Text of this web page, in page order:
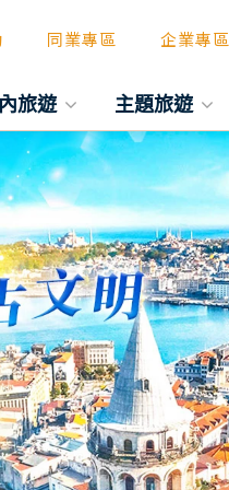
同業專區 企業專區
旅遊 主題旅遊